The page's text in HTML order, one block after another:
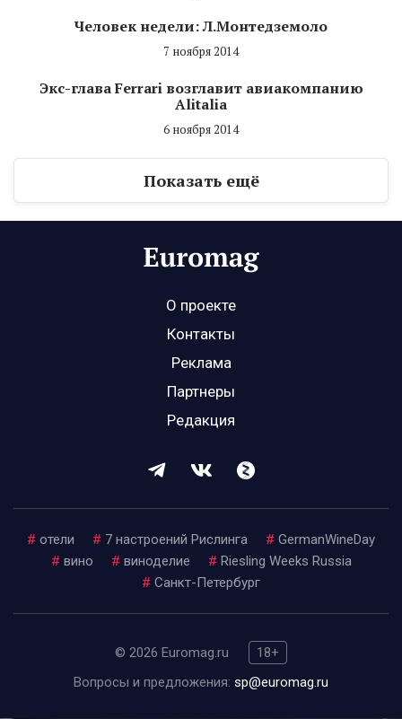
Человек недели: Л.Монтедземоло
7 ноября 2014
Экс-глава Ferrari возглавит авиакомпанию
Alitalia
6 ноября 2014
Показать ещё
О проекте
Контакты
Реклама
Партнеры
Редакция
# отели # 7 настроений Рислинга # GermanWineDay
# вино # виноделие # Riesling Weeks Russia
# Санкт-Петербург
© 2026 Euromag.ru
18+
Вопросы и предложения: sp@euromag.ru